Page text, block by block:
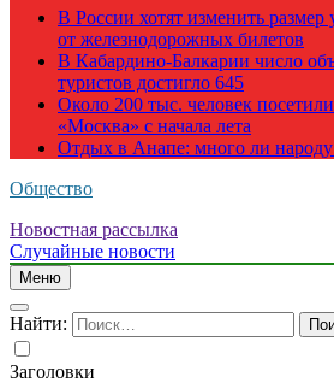
В России хотят изменить размер
от железнодорожных билетов
В Кабардино-Балкарии число
туристов достигло 645
Около 200 тыс. человек
«Москва» с начала лета
Отдых в Анапе: много ли народу
Общество
Новостная рассылка
Случайные новости
Меню
Найти:
Заголовки